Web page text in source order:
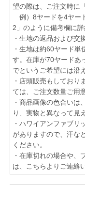
望の際は、ご注文時に
例）8ヤードを4ヤー
2」のように備考欄に詳
・生地の返品および交
・生地は約60ヤード単
す。在庫が70ヤードあ
でというご希望には沿
・店頭販売もしており
ては、ご注文数量ご用
・商品画像の色合いは
り、実物と異なって見
・ハワイアンファブリ
がありますので、汗な
ください。
・在庫切れの場合や、
は、こちらよりご連絡